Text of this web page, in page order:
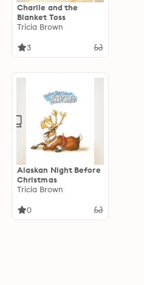
Charlie and the
Blanket Toss
Tricia Brown
3
Alaskan Night Before
Christmas
Tricia Brown
0